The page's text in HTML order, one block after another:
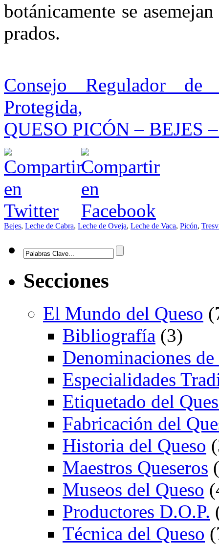
botánicamente se
prados.
Consejo Regulador
Protegida,
QUESO PICÓN – BEJES
Bejes, Leche de Cabra, Leche de Oveja, Leche de Vaca, Picón,
Secciones
El Mundo del Queso
Bibliografía (3)
Denominaciones
Especialidades
Etiquetado del
Fabricación del
Historia del Queso
Maestros Queseros
Museos del Queso
Productores D.O.P.
Técnica del Queso